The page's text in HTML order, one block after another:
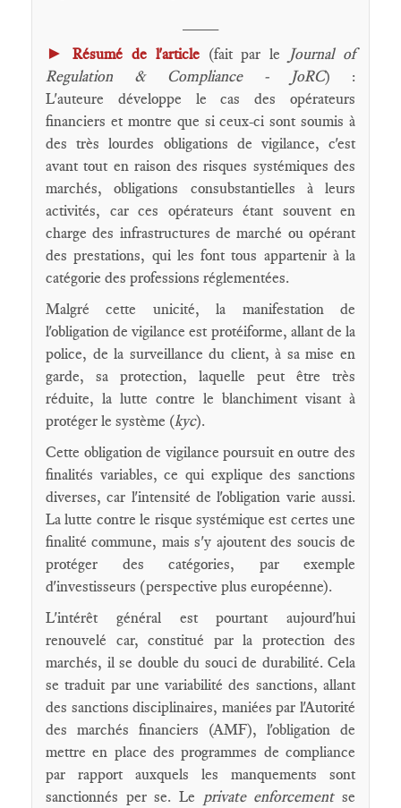
► Résumé de l'article(fait par le Journal of
Regulation & Compliance - JoRC) :
L'auteure développe le cas des opérateurs
financiers et montre que si ceux-ci sont soumis à
des très lourdes obligations de vigilance, c'est
avant tout en raison des risques systémiques des
marchés, obligations consubstantielles à leurs
activités, car ces opérateurs étant souvent en
charge des infrastructures de marché ou opérant
des prestations, qui les font tous appartenir à la
catégorie des professions réglementées.
Malgré cette unicité, la manifestation de
l'obligation de vigilance est protéiforme, allant de la
police, de la surveillance du client, à sa mise en
garde, sa protection, laquelle peut être très
réduite, la lutte contre le blanchiment visant à
protéger le système (kyc).
Cette obligation de vigilance poursuit en outre des
finalités variables, ce qui explique des sanctions
diverses, car l'intensité de l'obligation varie aussi.
La lutte contre le risque systémique est certes une
finalité commune, mais s'y ajoutent des soucis de
protéger des catégories, par exemple
d'investisseurs (perspective plus européenne).
L'intérêt général est pourtant aujourd'hui
renouvelé car, constitué par la protection des
marchés, il se double du souci de durabilité. Cela
se traduit par une variabilité des sanctions, allant
des sanctions disciplinaires, maniées par l'Autorité
des marchés financiers (AMF), l'obligation de
mettre en place des programmes de compliance
par rapport auxquels les manquements sont
sanctionnés per se. Le private enforcementse